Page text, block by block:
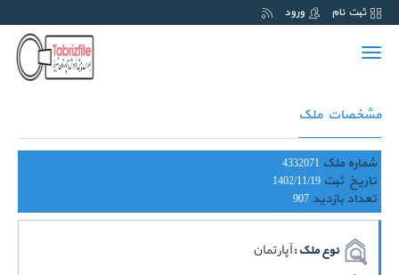
ثبت نام ورود
Toggle
مشخصات ملک
شماره ملک 4332071
تاریخ ثبت 1402/11/19
تعداد بازدید 907
نوع ملک :آپارتمان